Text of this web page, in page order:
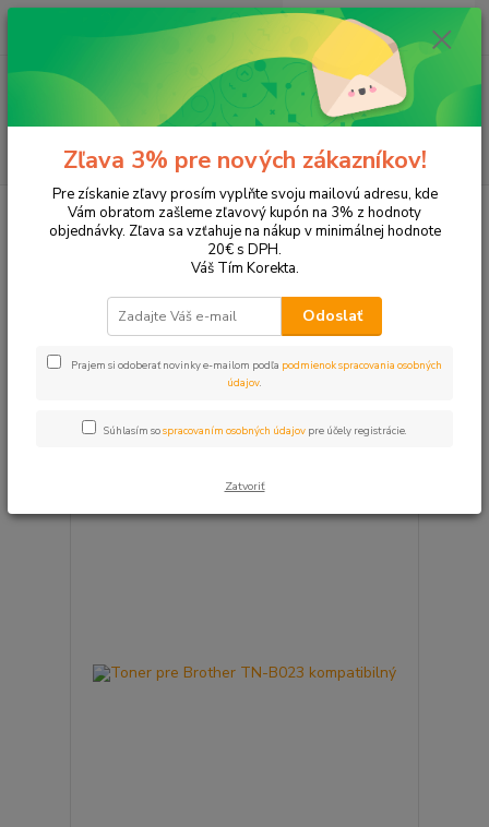
Hľadať
ks
za 0,00 EUR
Tonery a náplne do tlačiarní Brother MFC-B7715DW
MFC-B7715DW
Upresniť parametre
Najdrahšie
Zobrazujem 1-1 z 1
Zľava 3% pre nových zákazníkov!
Pre získanie zľavy prosím vyplňte svoju mailovú adresu, kde
Vám obratom zašleme zľavový kupón na 3% z hodnoty
objednávky. Zľava sa vzťahuje na nákup v minimálnej hodnote
20€ s DPH.
Váš Tím Korekta.
Odoslať
Prajem si odoberať novinky e-mailom podľa podmienok spracovania osobných
údajov.
Súhlasím sospracovaním osobných údajov pre účely registrácie.
Zatvoriť